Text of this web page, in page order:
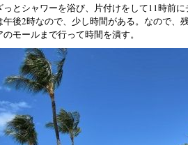
とシャワーを浴び、片付けをして11時前
後2時なので、少し時間がある。なので、
モールまで行って時間を潰す。